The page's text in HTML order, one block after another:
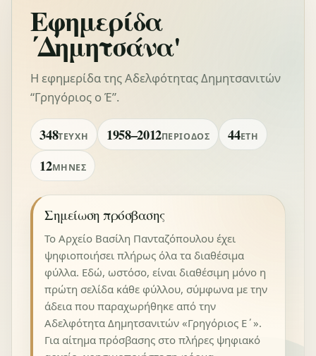
Εφημερίδα
΄Δημητσάνα'
Η εφημερίδα της Αδελφότητας Δημητσανιτών
“Γρηγόριος ο Έ”.
348ΤΕΎΧΗ 1958–2012ΠΕΡΊΟΔΟΣ 44ΈΤΗ
12ΜΉΝΕΣ
Σημείωση πρόσβασης
Το Αρχείο Βασίλη Πανταζόπουλου έχει
ψηφιοποιήσει πλήρως όλα τα διαθέσιμα
φύλλα. Εδώ, ωστόσο, είναι διαθέσιμη μόνο η
πρώτη σελίδα κάθε φύλλου, σύμφωνα με την
άδεια που παραχωρήθηκε από την
Αδελφότητα Δημητσανιτών «Γρηγόριος Ε΄».
Για αίτημα πρόσβασης στο πλήρες ψηφιακό